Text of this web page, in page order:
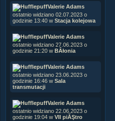
Valerie Adams
ostatnio widziano 02.07.2023 o
godzinie 13:40 w Stacja kolejowa
Valerie Adams
ostatnio widziano 27.06.2023 o
godzinie 21:20 w BÂłonia
Valerie Adams
ostatnio widziano 23.06.2023 o
godzinie 16:46 w Sala
transmutacji
Valerie Adams
ostatnio widziano 22.06.2023 o
godzinie 19:04 w VII piĂŞtro